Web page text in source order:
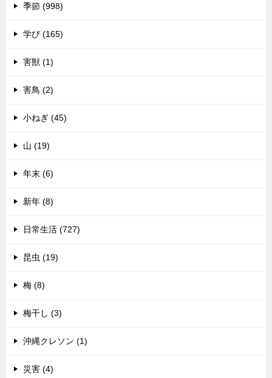
季節 (998)
学び (165)
害獣 (1)
害鳥 (2)
小ねぎ (45)
山 (19)
年末 (6)
新年 (8)
日常生活 (727)
昆虫 (19)
梅 (8)
梅干し (3)
沖縄クレソン (1)
災害 (4)